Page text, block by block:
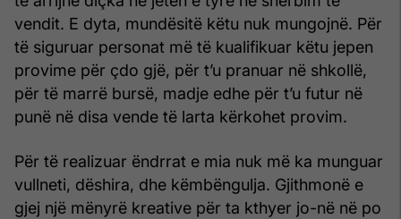
vendit. E dyta, mundësitë këtu nuk mungojnë. Për
të siguruar personat më të kualifikuar këtu jepen
provime për çdo gjë, për t’u pranuar në shkollë,
për të marrë bursë, madje edhe për t’u futur në
punë në disa vende të larta kërkohet provim.
Për të realizuar ëndrrat e mia nuk më ka munguar
vullneti, dëshira, dhe këmbëngulja. Gjithmonë e
gjej një mënyrë kreative për ta kthyer jo-në në po